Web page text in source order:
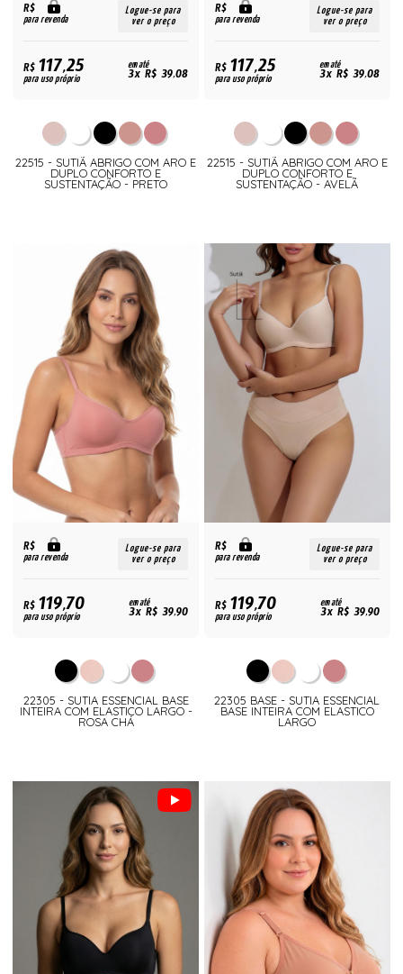
R$
para revenda
Logue-se para
ver o preço
R$117,25
para uso próprio
em até
3x R$ 39,08
22515 - SUTIÃ ABRIGO COM ARO E
DUPLO CONFORTO E
SUSTENTAÇÃO - PRETO
R$
para revenda
Logue-se para
ver o preço
R$117,25
para uso próprio
em até
3x R$ 39,08
22515 - SUTIÃ ABRIGO COM ARO E
DUPLO CONFORTO E
SUSTENTAÇÃO - AVELÃ
R$
para revenda
Logue-se para
ver o preço
R$119,70
para uso próprio
em até
3x R$ 39,90
22305 - SUTIA ESSENCIAL BASE
INTEIRA COM ELASTICO LARGO -
ROSA CHÁ
R$
para revenda
Logue-se para
ver o preço
R$119,70
para uso próprio
em até
3x R$ 39,90
22305 BASE - SUTIA ESSENCIAL
BASE INTEIRA COM ELASTICO
LARGO